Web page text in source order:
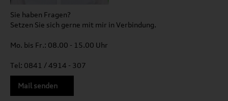
Sie haben Fragen?
Setzen Sie sich gerne mit mir in Verbindung.
Mo. bis Fr.: 08.00 - 15.00 Uhr
Tel: 0841 / 4914 - 307
Mail senden